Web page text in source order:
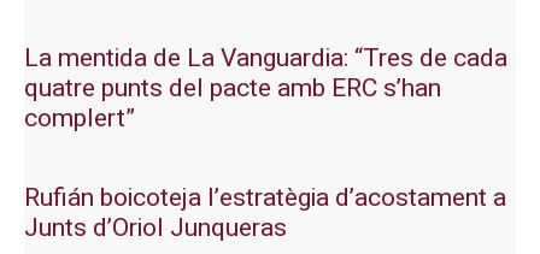
La mentida de La Vanguardia: “Tres de cada
quatre punts del pacte amb ERC s’han
complert”
Rufián boicoteja l’estratègia d’acostament a
Junts d’Oriol Junqueras